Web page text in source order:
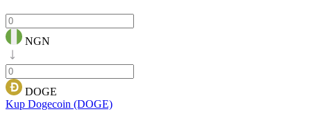
NGN
DOGE
Kup Dogecoin (DOGE)